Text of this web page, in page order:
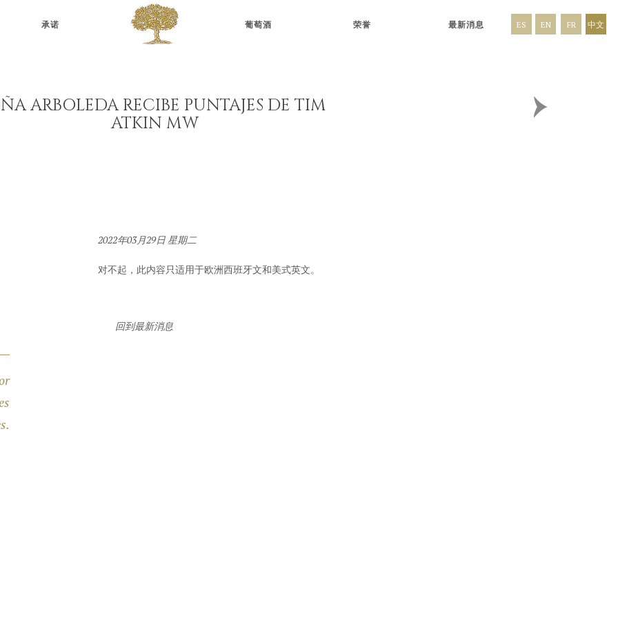
承诺
ARBOLEDA
WINES
葡萄酒 荣誉 最新消息 ES EN FR 中文
ARBOLEDA RECIBE PUNTAJES DE TIM
ATKIN MW
2022年03月29日 星期二
对不起，此内容只适用于欧洲西班牙文和美式英文。
回到最新消息